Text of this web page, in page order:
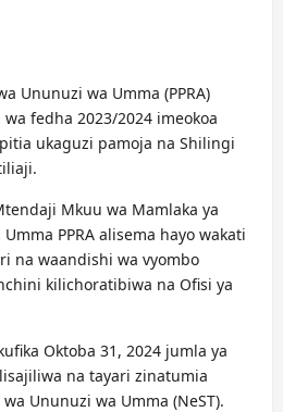
Ununuzi wa Umma (PPRA)
fedha 2023/2024 imeokoa
ukaguzi pamoja na Shilingi
Mkuu wa Mamlaka ya
PPRA alisema hayo wakati
na waandishi wa vyombo
kilichoratibiwa na Ofisi ya
Oktoba 31, 2024 jumla ya
na tayari zinatumia
Ununuzi wa Umma (NeST).